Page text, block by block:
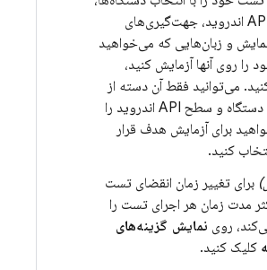
سطوح API اندروید، جهت‌گیری‌های
و زبان‌هایی که می‌خواهید
را روی آنها آزمایش کنید،
می‌توانید فقط آن دسته از
ترکیبات دستگاه و سطح API اندروید را
برای آزمایش هدف قرار
کنید.
برای تغییر زمان انقضای تست
مدت زمان هر اجرای تست را
روی نمایش گزینه‌های
کلیک کنید.